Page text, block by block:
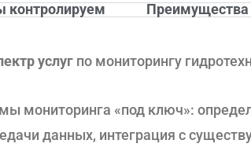
контролируем Преимущества
услуг по мониторингу
мониторинга «под ключ»:
данных, интеграция с